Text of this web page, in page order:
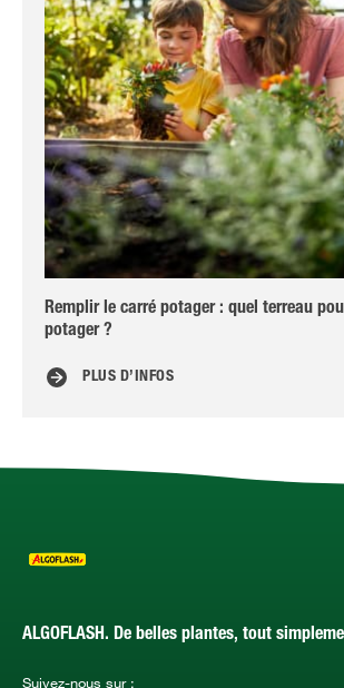
Remplir le carré potager : quel terreau
potager ?
PLUS D’INFOS
ALGOFLASH. De belles plantes, tout
Suivez-nous sur :